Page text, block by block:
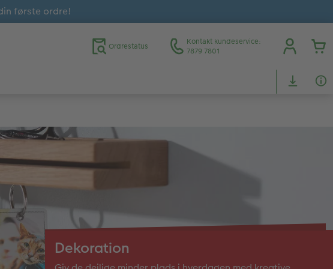
første ordre!
Ordrestatus
Kontakt kundeservice:
7879 7801
Dekoration